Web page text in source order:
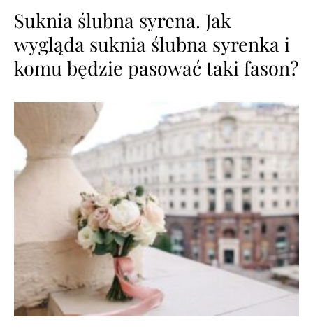
Suknia ślubna syrena. Jak
wygląda suknia ślubna syrenka i
komu będzie pasować taki fason?